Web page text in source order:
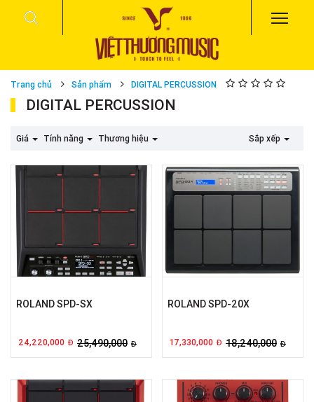
Trang chủ Sản phẩm DIGITAL PERCUSSION
DIGITAL PERCUSSION
Giá Tính năng Thương hiệu Sắp xếp
ROLAND SPD-SX
24,220,000 Đ 25,490,000 Đ
ROLAND SPD-20X
17,330,000 Đ 18,240,000 Đ